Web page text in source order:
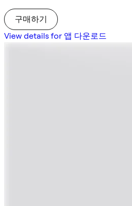
구매하기
View details for 앱 다운로드